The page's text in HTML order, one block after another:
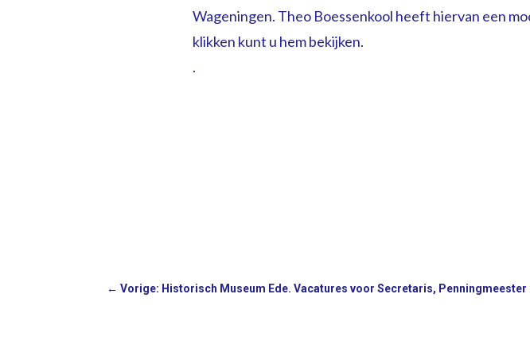
Wageningen. Theo Boessenkool heeft hiervan een
klikken kunt u hem bekijken.
.
←Vorige: Historisch Museum Ede. Vacatures voor Secretaris,